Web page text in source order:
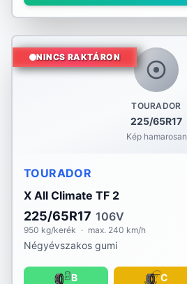
TOURADOR
225/65R17
Kép hamarosan
NINCS RAKTÁRON
TOURADOR
X All Climate TF 2
225/65R17 106V
950 kg/kerék · max. 240 km/h
Négyévszakos gumi
B C